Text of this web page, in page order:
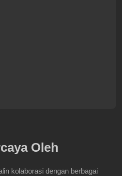
Oleh
kolaborasi dengan berbagai